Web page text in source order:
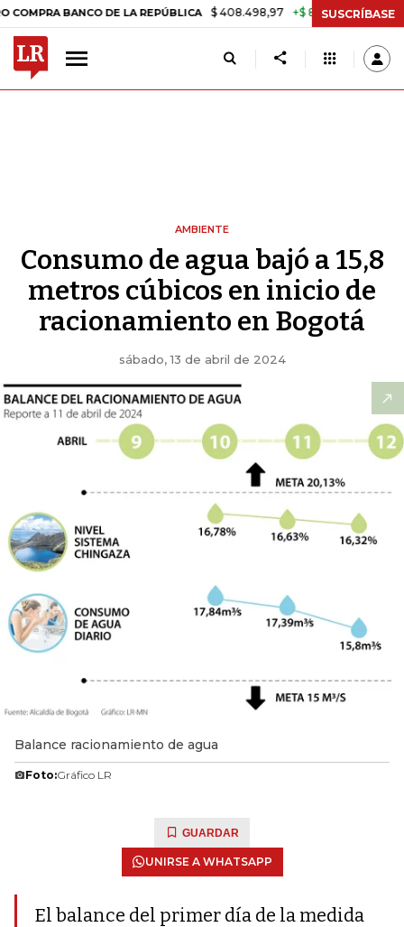
BANCO DE LA REPÚBLICA $ 408.498,97 +$ 8.753,81 +2,19%
SUSCRÍBASE
AMBIENTE
Consumo de agua bajó a 15,8
metros cúbicos en inicio de
racionamiento en Bogotá
sábado, 13 de abril de 2024
Balance racionamiento de agua
Foto:Gráfico LR
GUARDAR
UNIRSE A WHATSAPP
El balance del primer día de la medida